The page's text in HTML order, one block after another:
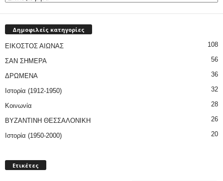
Δημοφιλείς κατηγορίες
ΕΙΚΟΣΤΟΣ ΑΙΩΝΑΣ 108
ΣΑΝ ΣΗΜΕΡΑ 56
ΔΡΩΜΕΝΑ 36
Ιστορία (1912-1950) 32
Κοινωνία 28
ΒΥΖΑΝΤΙΝΗ ΘΕΣΣΑΛΟΝΙΚΗ 26
Ιστορία (1950-2000) 20
Ετικέτες